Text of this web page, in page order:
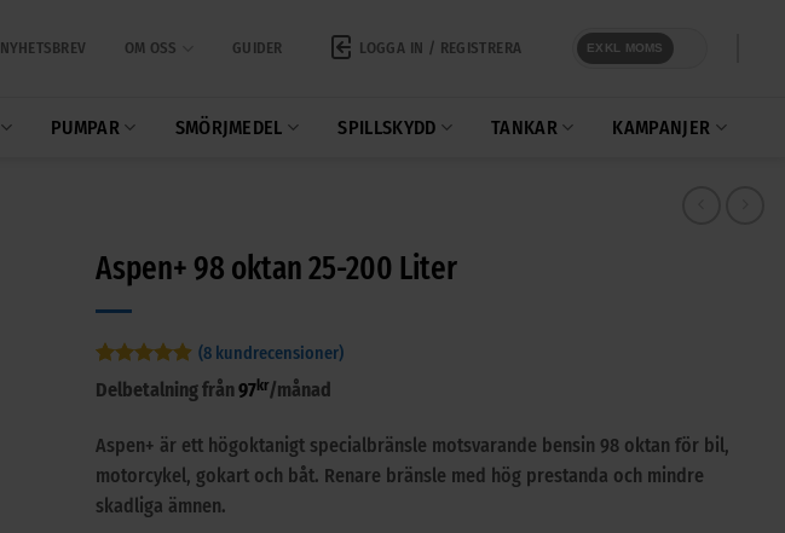
NYHETSBREV OM OSS GUIDER LOGGA IN / REGISTRERA EXKL MOMS
PUMPAR SMÖRJMEDEL SPILLSKYDD TANKAR KAMPANJER
Aspen+ 98 oktan 25-200 Liter
Betygsatt
4.88av 5
8
kundrecensioner
(8 kundrecensioner)
Delbetalning från97 kr/månad
Aspen+ är ett högoktanigt specialbränsle motsvarande bensin 98 oktan för bil,
motorcykel, gokart och båt. Renare bränsle med hög prestanda och mindre
skadliga ämnen.